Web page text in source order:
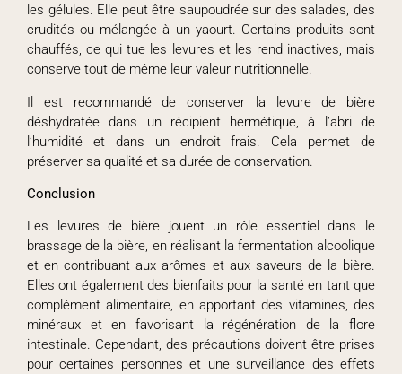
les gélules. Elle peut être saupoudrée sur des salades, des
crudités ou mélangée à un yaourt. Certains produits sont
chauffés, ce qui tue les levures et les rend inactives, mais
conserve tout de même leur valeur nutritionnelle.
Il est recommandé de conserver la levure de bière
déshydratée dans un récipient hermétique, à l’abri de
l’humidité et dans un endroit frais. Cela permet de
préserver sa qualité et sa durée de conservation.
Conclusion
Les levures de bière jouent un rôle essentiel dans le
brassage de la bière, en réalisant la fermentation alcoolique
et en contribuant aux arômes et aux saveurs de la bière.
Elles ont également des bienfaits pour la santé en tant que
complément alimentaire, en apportant des vitamines, des
minéraux et en favorisant la régénération de la flore
intestinale. Cependant, des précautions doivent être prises
pour certaines personnes et une surveillance des effets